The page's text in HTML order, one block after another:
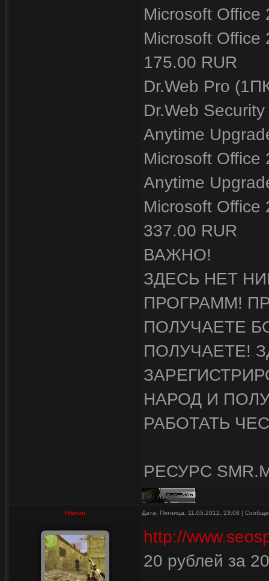
Microsoft Office
Microsoft Office
175.00 RUR
Dr.Web Pro
Dr.Web
Anytime
Microsoft Office
Anytime
Microsoft Office
337.00 RUR
ВАЖНО!
ЗДЕСЬ НЕТ
ПРОГРАММ!
ПОЛУЧАЕТЕ
ПОЛУЧАЕТЕ!
НАРОД И
РАБОТАТЬ
РЕСУРС
Hitman Дата: Пятница, 11.05.2012, 23:08 |
http://
20 рублей за